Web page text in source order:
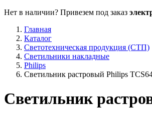
Нет в наличии? Привезем под заказ
Главная
Каталог
Светотехническая продукция (СТП)
Светильники накладные
Philips
Светильник растровый Philips
Светильник